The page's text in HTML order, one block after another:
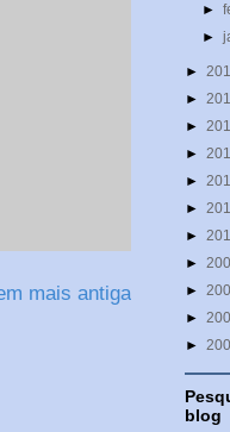
mais antiga
►
►
►
►
►
►
►
►
►
►
►
►
►
blog